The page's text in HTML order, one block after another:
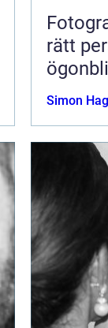
Fotograf i
rätt
Simon